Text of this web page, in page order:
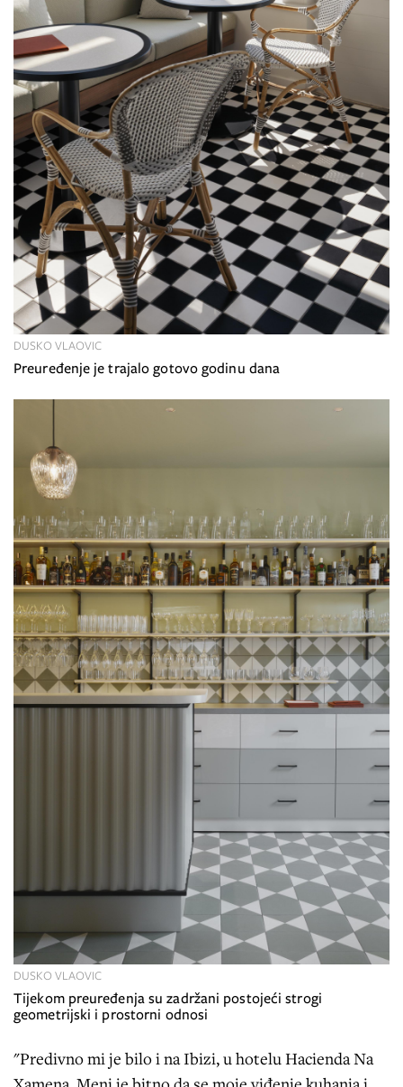
Preuređenje je trajalo gotovo godinu dana
DUSKO VLAOVIC
Tijekom preuređenja su zadržani postojeći strogi
geometrijski i prostorni odnosi
DUSKO VLAOVIC
"Predivno mi je bilo i na Ibizi, u hotelu Hacienda Na